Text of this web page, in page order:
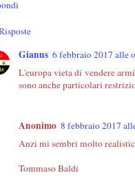
Gianus 6 febbraio 2017 alle
L'europa vieta di vendere
sono anche particolari
Anonimo 8 febbraio 2017
Anzi mi sembri molto
Tommaso Baldi